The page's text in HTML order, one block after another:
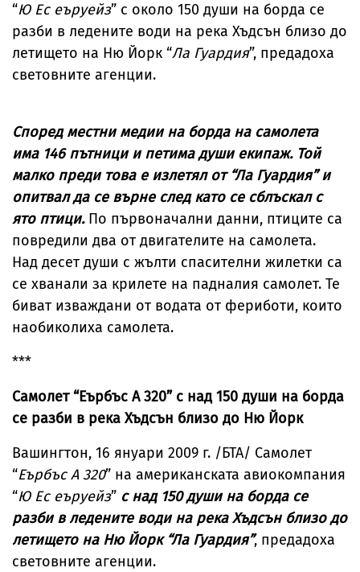
“Ю Ес еъруейз” с около 150 души на борда се
разби в ледените води на река Хъдсън близо до
летището на Ню Йорк “Ла Гуардия”, предадоха
световните агенции.
Според местни медии на борда на самолета
има 146 пътници и петима души екипаж. Той
малко преди това е излетял от “Ла Гуардия” и
опитвал да се върне след като се сблъскал с
ято птици.По първоначални данни, птиците са
повредили два от двигателите на самолета.
Над десет души с жълти спасителни жилетки са
се хванали за крилете на падналия самолет. Те
биват изваждани от водата от фериботи, които
наобиколиха самолета.
***
Самолет “Еърбъс А 320” с над 150 души на борда
се разби в река Хъдсън близо до Ню Йорк
Вашингтон, 16 януари 2009 г. /БТА/ Самолет
“Еърбъс А 320” на американската авиокомпания
“Ю Ес еъруейз” с над 150 души на борда се
разби в ледените води на река Хъдсън близо до
летището на Ню Йорк “Ла Гуардия”, предадоха
световните агенции.